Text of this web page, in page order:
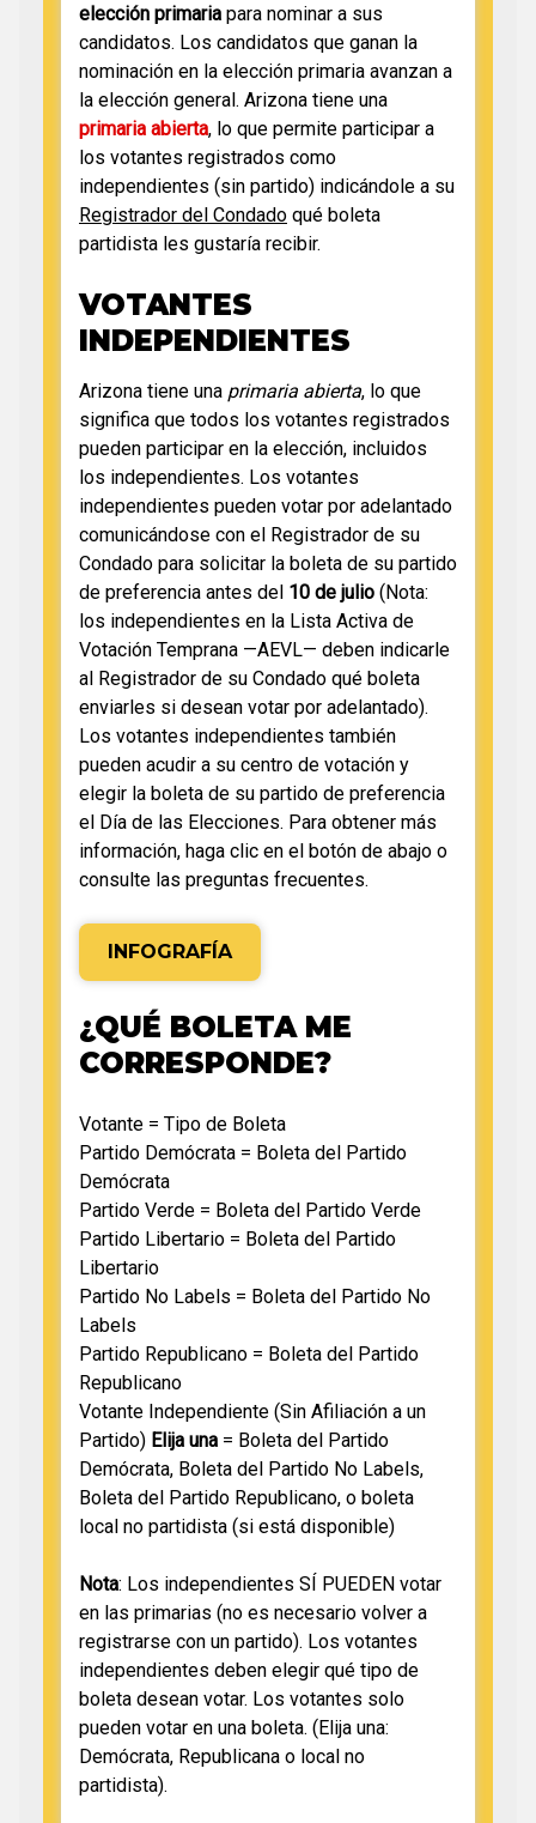
elección primaria para nominar a sus
candidatos. Los candidatos que ganan la
nominación en la elección primaria avanzan a
la elección general. Arizona tiene una
primaria abierta, lo que permite participar a
los votantes registrados como
independientes (sin partido) indicándole a su
Registrador del Condado qué boleta
partidista les gustaría recibir.
VOTANTES
INDEPENDIENTES
Arizona tiene una primaria abierta, lo que
significa que todos los votantes registrados
pueden participar en la elección, incluidos
los independientes. Los votantes
independientes pueden votar por adelantado
comunicándose con el Registrador de su
Condado para solicitar la boleta de su partido
de preferencia antes del 10 de julio (Nota:
los independientes en la Lista Activa de
Votación Temprana —AEVL— deben indicarle
al Registrador de su Condado qué boleta
enviarles si desean votar por adelantado).
Los votantes independientes también
pueden acudir a su centro de votación y
elegir la boleta de su partido de preferencia
el Día de las Elecciones. Para obtener más
información, haga clic en el botón de abajo o
consulte las preguntas frecuentes.
INFOGRAFÍA
¿QUÉ BOLETA ME
CORRESPONDE?
Votante = Tipo de Boleta
Partido Demócrata = Boleta del Partido
Demócrata
Partido Verde = Boleta del Partido Verde
Partido Libertario = Boleta del Partido
Libertario
Partido No Labels = Boleta del Partido No
Labels
Partido Republicano = Boleta del Partido
Republicano
Votante Independiente (Sin Afiliación a un
Partido) Elija una = Boleta del Partido
Demócrata, Boleta del Partido No Labels,
Boleta del Partido Republicano, o boleta
local no partidista (si está disponible)
Nota: Los independientes SÍ PUEDEN votar
en las primarias (no es necesario volver a
registrarse con un partido). Los votantes
independientes deben elegir qué tipo de
boleta desean votar. Los votantes solo
pueden votar en una boleta. (Elija una:
Demócrata, Republicana o local no
partidista).